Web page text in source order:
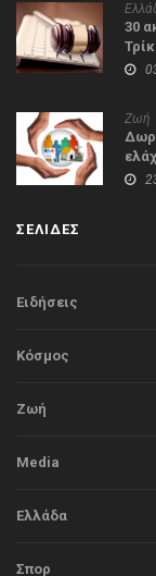
30
Ζωή
ΣΕΛΙΔΕΣ
Ειδήσεις
Κόσμος
Ζωή
Media
Ελλάδα
Σπορ